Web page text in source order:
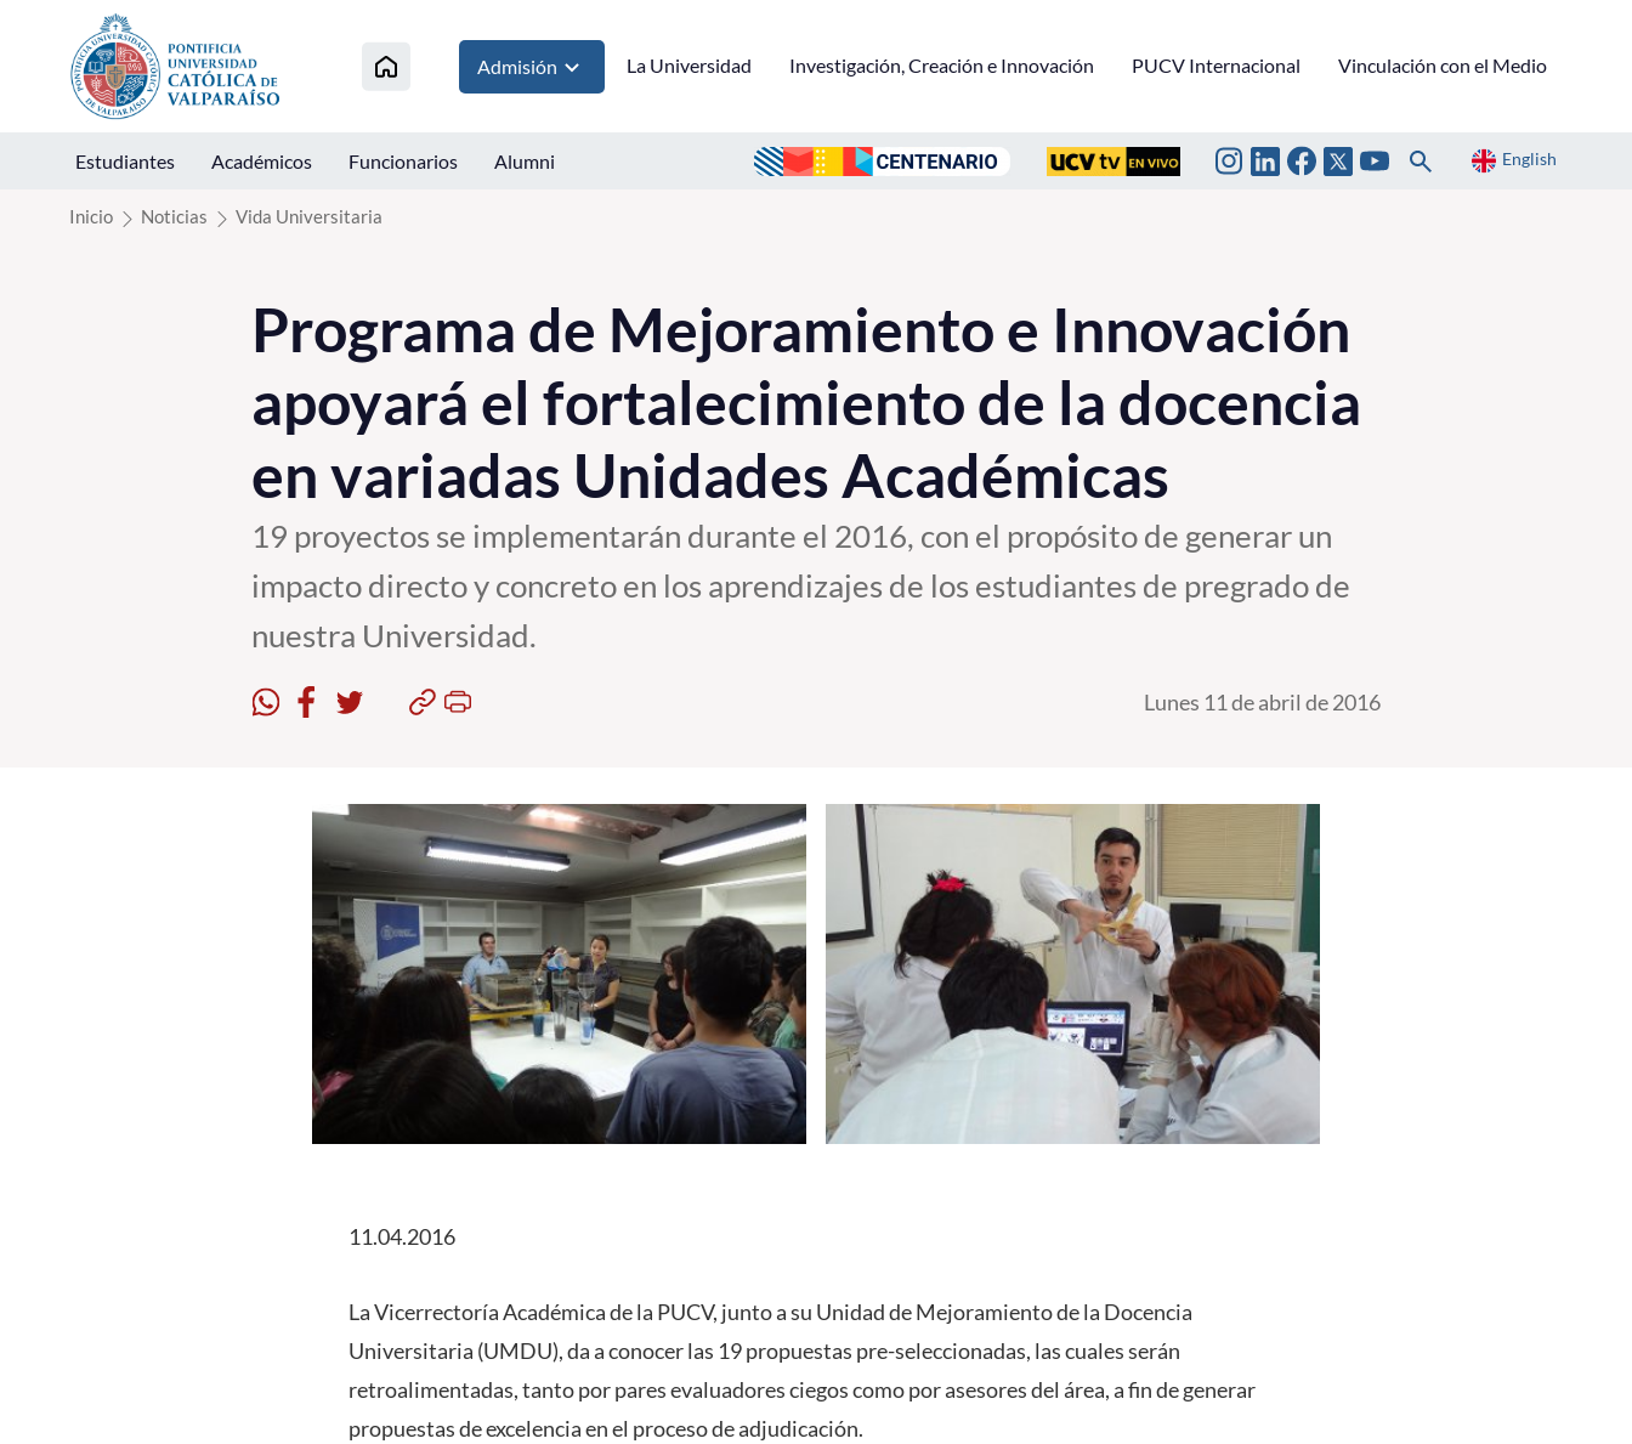
Click acá para ir directamente al contenido
Admisión La Universidad Investigación, Creación e Innovación PUCV Internacional Vinculación con el Medio
Estudiantes Académicos Funcionarios Alumni English
Inicio Noticias Vida Universitaria
Programa de Mejoramiento e Innovación
apoyará el fortalecimiento de la docencia
en variadas Unidades Académicas
19 proyectos se implementarán durante el 2016, con el propósito de generar un
impacto directo y concreto en los aprendizajes de los estudiantes de pregrado de
nuestra Universidad.
Lunes 11 de abril de 2016
11.04.2016
La Vicerrectoría Académica de la PUCV, junto a su Unidad de Mejoramiento de la Docencia
Universitaria (UMDU), da a conocer las 19 propuestas pre-seleccionadas, las cuales serán
retroalimentadas, tanto por pares evaluadores ciegos como por asesores del área, a fin de generar
propuestas de excelencia en el proceso de adjudicación.